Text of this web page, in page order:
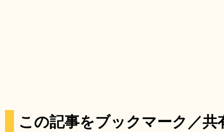
この記事をブックマーク／共